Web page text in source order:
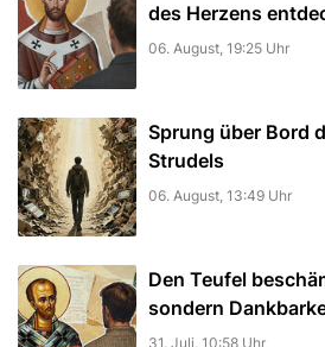
des Herzens
06. August, 19:25 Uhr
Sprung über Bord
Strudels
06. August, 13:49 Uhr
Den Teufel
sondern
31. Juli, 10:58 Uhr